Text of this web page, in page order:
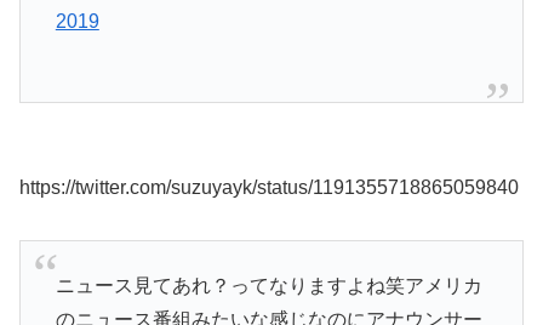
2019
https://twitter.com/suzuyayk/status/1191355718865059840
ニュース見てあれ？ってなりますよね笑アメリカ
のニュース番組みたいな感じなのにアナウンサー